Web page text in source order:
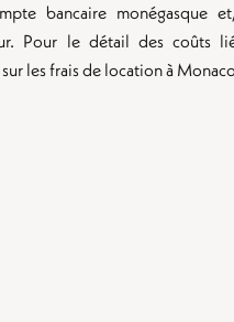
bancaire monégasque
Pour le détail des coûts
les frais de location à